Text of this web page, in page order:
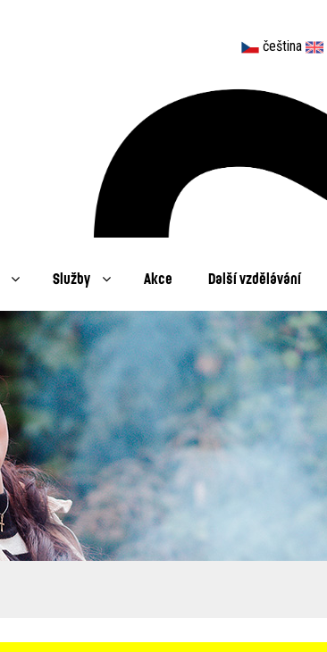
čeština
Služby Akce Další vzdělávání